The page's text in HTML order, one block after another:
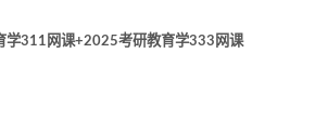
311网课+2025考研教育学333网课